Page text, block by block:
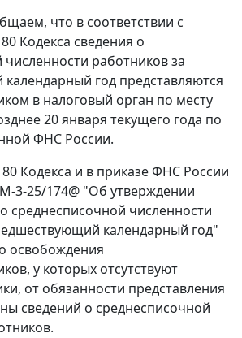
что в соответствии с
Кодекса сведения о
работников за
год представляются
в налоговый орган по месту
20 января текущего года по
ФНС России.
80 Кодекса и в приказе ФНС России
3-25/174@ "Об утверждении
среднесписочной численности
календарный год"
освобождения
у которых отсутствуют
от обязанности представления
сведений о среднесписочной